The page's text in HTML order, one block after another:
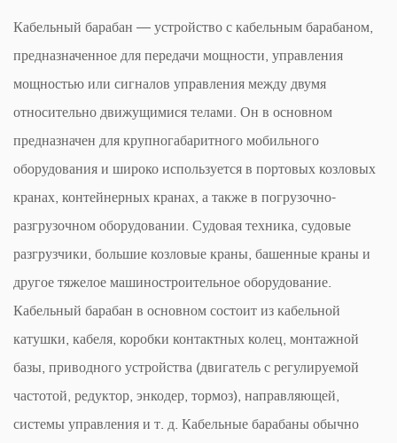
Кабельный барабан — устройство с кабельным барабаном,
предназначенное для передачи мощности, управления
мощностью или сигналов управления между двумя
относительно движущимися телами. Он в основном
предназначен для крупногабаритного мобильного
оборудования и широко используется в портовых козловых
кранах, контейнерных кранах, а также в погрузочно-
разгрузочном оборудовании. Судовая техника, судовые
разгрузчики, большие козловые краны, башенные краны и
другое тяжелое машиностроительное оборудование.
Кабельный барабан в основном состоит из кабельной
катушки, кабеля, коробки контактных колец, монтажной
базы, приводного устройства (двигатель с регулируемой
частотой, редуктор, энкодер, тормоз), направляющей,
системы управления и т. д. Кабельные барабаны обычно